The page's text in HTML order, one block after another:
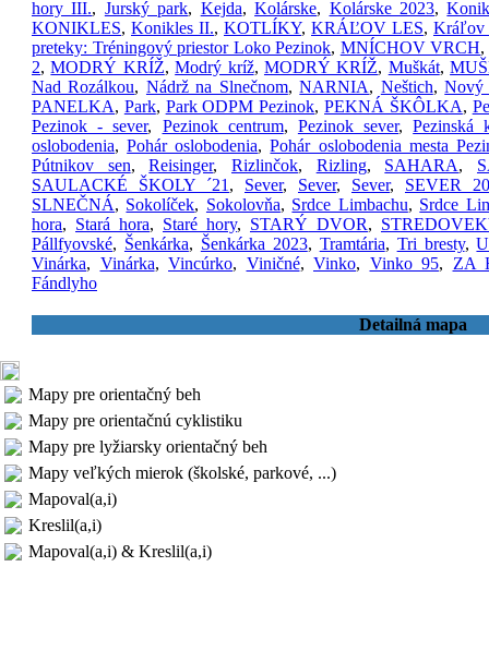
hory III., Jurský park, Kejda,Kolárske, Kolárske 2023,
KONIKLES, Konikles II., KOTLÍKY, KRÁĽOV LES, Kráľov
preteky: Tréningový priestor Loko Pezinok, MNÍCHOV VRCH,
2,MODRÝ KRÍŽ,Modrý kríž, MODRÝ KRÍŽ, Muškát,
Nad Rozálkou, Nádrž na Slnečnom,NARNIA, Neštich,Nový
PANELKA, Park, Park ODPM Pezinok,PEKNÁ ŠKÔLKA,
Pezinok - sever, Pezinok centrum, Pezinok sever,Pezinská
oslobodenia,Pohár oslobodenia,Pohár oslobodenia mesta
Pútnikov sen,Reisinger,Rizlinčok, Rizling, SAHARA,
SAULACKÉ ŠKOLY ´21, Sever, Sever, Sever, SEVER
SLNEČNÁ, Sokolíček, Sokolovňa, Srdce Limbachu, Srdce
hora, Stará hora, Staré hory, STARÝ DVOR,
Pállfyovské, Šenkárka, Šenkárka 2023, Tramtária, Tri bresty,
Vinárka, Vinárka, Vincúrko, Viničné, Vinko, Vinko 95, ZA
Fándlyho
Detailná mapa
Mapy pre orientačný beh
Mapy pre orientačnú cyklistiku
Mapy pre lyžiarsky orientačný beh
Mapy veľkých mierok (školské, parkové, ...)
Mapoval(a,i)
Kreslil(a,i)
Mapoval(a,i) & Kreslil(a,i)